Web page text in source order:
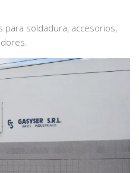
soldadura, accesorios,